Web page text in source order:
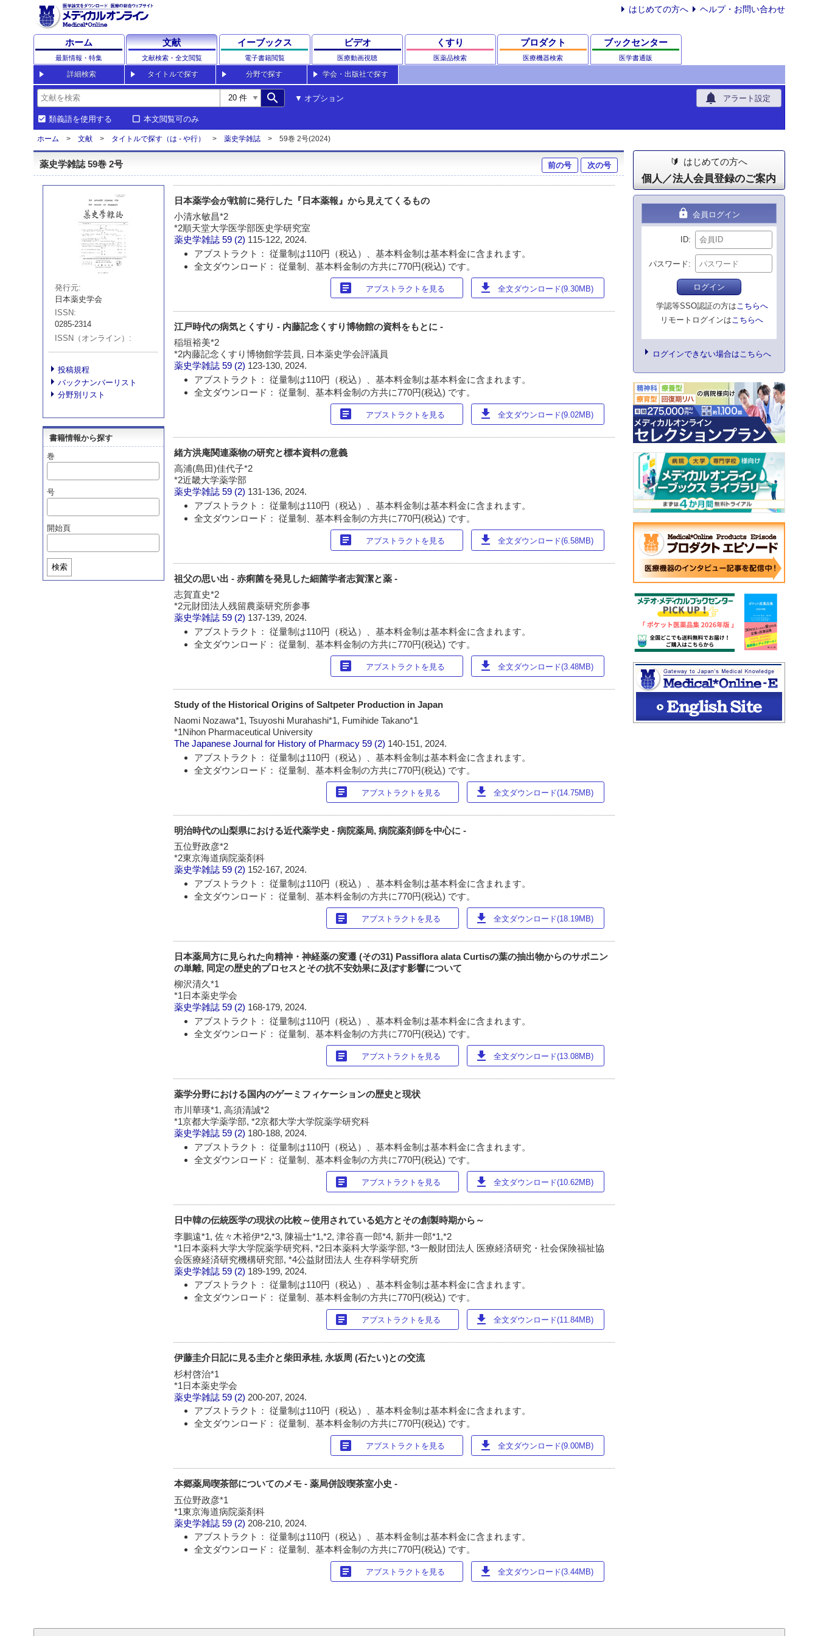
はじめての方へ ヘルプ・お問い合わせ
ホーム
最新情報・特集
文献
文献検索・全文閲覧
イーブックス
電子書籍閲覧
ビデオ
医療動画視聴
くすり
医薬品検索
プロダクト
医療機器検索
ブックセンター
医学書通販
詳細検索 タイトルで探す 分野で探す 学会・出版社で探す
search オプション notifications アラート設定
類義語を使用する 本文閲覧可のみ
ホーム 文献 タイトルで探す（は - や行） 薬史学雑誌 59巻 2号(2024)
薬史学雑誌 59巻 2号 前の号 次の号
発行元
日本薬史学会
ISSN
0285-2314
ISSN（オンライン）
投稿規程
バックナンバーリスト
分野別リスト
書籍情報から探す
巻
号
開始頁
検索
日本薬学会が戦前に発行した『日本薬報』から見えてくるもの
小清水敏昌*2
*2順天堂大学医学部医史学研究室
薬史学雑誌 59 (2) 115-122, 2024.
アブストラクト： 従量制は110円（税込）、基本料金制は基本料金に含まれます。
全文ダウンロード： 従量制、基本料金制の方共に770円(税込) です。
article アブストラクトを見る download 全文ダウンロード(9.30MB)
江戸時代の病気とくすり - 内藤記念くすり博物館の資料をもとに -
稲垣裕美*2
*2内藤記念くすり博物館学芸員, 日本薬史学会評議員
薬史学雑誌 59 (2) 123-130, 2024.
アブストラクト： 従量制は110円（税込）、基本料金制は基本料金に含まれます。
全文ダウンロード： 従量制、基本料金制の方共に770円(税込) です。
article アブストラクトを見る download 全文ダウンロード(9.02MB)
緒方洪庵関連薬物の研究と標本資料の意義
高浦(島田)佳代子*2
*2近畿大学薬学部
薬史学雑誌 59 (2) 131-136, 2024.
アブストラクト： 従量制は110円（税込）、基本料金制は基本料金に含まれます。
全文ダウンロード： 従量制、基本料金制の方共に770円(税込) です。
article アブストラクトを見る download 全文ダウンロード(6.58MB)
祖父の思い出 - 赤痢菌を発見した細菌学者志賀潔と薬 -
志賀直史*2
*2元財団法人残留農薬研究所参事
薬史学雑誌 59 (2) 137-139, 2024.
アブストラクト： 従量制は110円（税込）、基本料金制は基本料金に含まれます。
全文ダウンロード： 従量制、基本料金制の方共に770円(税込) です。
article アブストラクトを見る download 全文ダウンロード(3.48MB)
Study of the Historical Origins of Saltpeter Production in Japan
Naomi Nozawa*1, Tsuyoshi Murahashi*1, Fumihide Takano*1
*1Nihon Pharmaceutical University
The Japanese Journal for History of Pharmacy 59 (2) 140-151, 2024.
アブストラクト： 従量制は110円（税込）、基本料金制は基本料金に含まれます。
全文ダウンロード： 従量制、基本料金制の方共に770円(税込) です。
article アブストラクトを見る download 全文ダウンロード(14.75MB)
明治時代の山梨県における近代薬学史 - 病院薬局, 病院薬剤師を中心に -
五位野政彦*2
*2東京海道病院薬剤科
薬史学雑誌 59 (2) 152-167, 2024.
アブストラクト： 従量制は110円（税込）、基本料金制は基本料金に含まれます。
全文ダウンロード： 従量制、基本料金制の方共に770円(税込) です。
article アブストラクトを見る download 全文ダウンロード(18.19MB)
日本薬局方に見られた向精神・神経薬の変遷 (その31) Passiflora alata Curtisの葉の抽出物からのサポニン
の単離, 同定の歴史的プロセスとその抗不安効果に及ぼす影響について
柳沢清久*1
*1日本薬史学会
薬史学雑誌 59 (2) 168-179, 2024.
アブストラクト： 従量制は110円（税込）、基本料金制は基本料金に含まれます。
全文ダウンロード： 従量制、基本料金制の方共に770円(税込) です。
article アブストラクトを見る download 全文ダウンロード(13.08MB)
薬学分野における国内のゲーミフィケーションの歴史と現状
市川華瑛*1, 高須清誠*2
*1京都大学薬学部, *2京都大学大学院薬学研究科
薬史学雑誌 59 (2) 180-188, 2024.
アブストラクト： 従量制は110円（税込）、基本料金制は基本料金に含まれます。
全文ダウンロード： 従量制、基本料金制の方共に770円(税込) です。
article アブストラクトを見る download 全文ダウンロード(10.62MB)
日中韓の伝統医学の現状の比較～使用されている処方とその創製時期から～
李鵬遠*1, 佐々木裕伊*2,*3, 陳福士*1,*2, 津谷喜一郎*4, 新井一郎*1,*2
*1日本薬科大学大学院薬学研究科, *2日本薬科大学薬学部, *3一般財団法人 医療経済研究・社会保険福祉協
会医療経済研究機構研究部, *4公益財団法人 生存科学研究所
薬史学雑誌 59 (2) 189-199, 2024.
アブストラクト： 従量制は110円（税込）、基本料金制は基本料金に含まれます。
全文ダウンロード： 従量制、基本料金制の方共に770円(税込) です。
article アブストラクトを見る download 全文ダウンロード(11.84MB)
伊藤圭介日記に見る圭介と柴田承桂, 永坂周 (石たい)との交流
杉村啓治*1
*1日本薬史学会
薬史学雑誌 59 (2) 200-207, 2024.
アブストラクト： 従量制は110円（税込）、基本料金制は基本料金に含まれます。
全文ダウンロード： 従量制、基本料金制の方共に770円(税込) です。
article アブストラクトを見る download 全文ダウンロード(9.00MB)
本郷薬局喫茶部についてのメモ - 薬局併設喫茶室小史 -
五位野政彦*1
*1東京海道病院薬剤科
薬史学雑誌 59 (2) 208-210, 2024.
アブストラクト： 従量制は110円（税込）、基本料金制は基本料金に含まれます。
全文ダウンロード： 従量制、基本料金制の方共に770円(税込) です。
article アブストラクトを見る download 全文ダウンロード(3.44MB)
はじめての方へ
個人／法人会員登録のご案内
lock 会員ログイン
ID
パスワード
ログイン
学認等SSO認証の方はこちらへ
リモートログインはこちらへ
ログインできない場合はこちらへ